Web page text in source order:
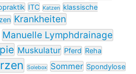
ITC Katzen
klassische
Krankheiten
Manuelle Lymphdrainage
Muskulatur Pferd Reha
Solebox Sommer Spondylose